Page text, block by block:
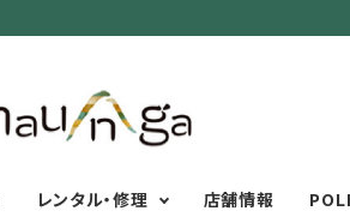
レンタル・修理 店舗情報